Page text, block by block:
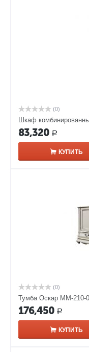
(0)
Шкаф
83,320 Р
КУПИТЬ
(0)
Тумба Оскар ММ-210-
176,450 Р
КУПИТЬ